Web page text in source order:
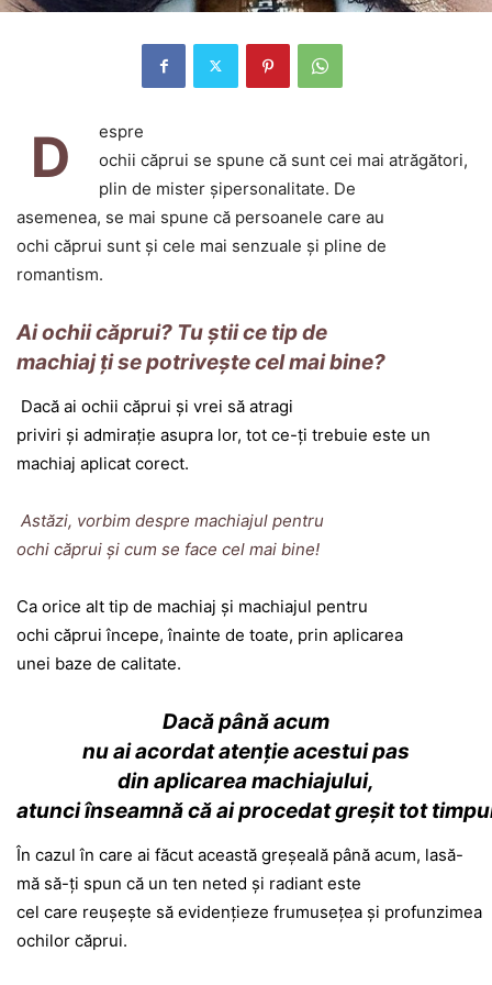
D
espre
ochii căprui se spune că sunt cei mai atrăgători,
plin de mister şipersonalitate. De
asemenea, se mai spune că persoanele care au
ochi căprui sunt şi cele mai senzuale şi pline de
romantism.
Ai ochii căprui? Tu ştii ce tip de
machiaj ţi se potriveşte cel mai bine?
Dacă ai ochii căprui şi vrei să atragi
priviri şi admiraţie asupra lor, tot ce-ţi trebuie este un
machiaj aplicat corect.
Astăzi, vorbim despre machiajul pentru
ochi căprui şi cum se face cel mai bine!
Ca orice alt tip de machiaj şi machiajul pentru
ochi căprui începe, înainte de toate, prin aplicarea
unei baze de calitate.
Dacă până acum
nu ai acordat atenţie acestui pas
din aplicarea machiajului,
atunci înseamnă că ai procedat greşit tot
În cazul în care ai făcut această greşeală până acum, lasă-
mă să-ţi spun că un ten neted şi radiant este
cel care reuşeşte să evidenţieze frumuseţea şi profunzimea
ochilor căprui.